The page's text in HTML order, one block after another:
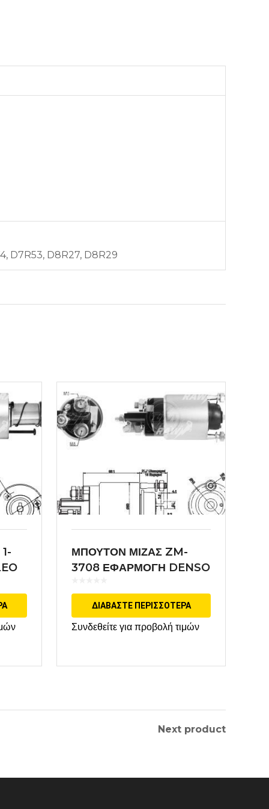
D7R53, D8R27, D8R29
ΜΠΟΥΤΟΝ ΜΙΖΑΣ ZM-
3708 ΕΦΑΡΜΟΓΗ DENSO
ΔΙΑΒΆΣΤΕ ΠΕΡΙΣΣΌΤΕΡΑ
Συνδεθείτε για προβολή τιμών
Next product